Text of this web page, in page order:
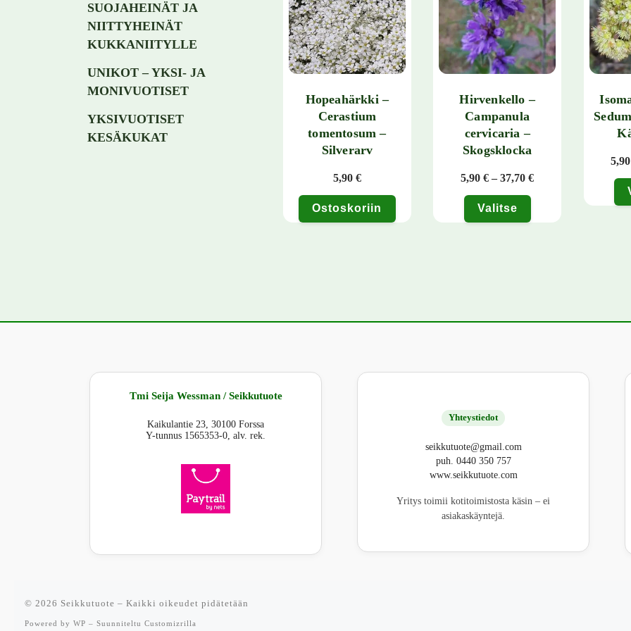
Hopeahärkki –
Cerastium
tomentosum –
Silverarv
5,90 €
Ostoskoriin
Hirvenkello –
Campanula
cervicaria –
Skogsklocka
5,90€ – 37,70€Hintaluokka: 5,90 €
Valitse Tällä
SUOJAHEINÄT JA
NIITTYHEINÄT
KUKKANIITYLLE
UNIKOT – YKSI- JA
MONIVUOTISET
YKSIVUOTISET
KESÄKUKAT
Tmi Seija Wessman / Seikkutuote
Kaikulantie 23, 30100 Forssa
Y-tunnus 1565353-0, alv. rek.
Yhteystiedot
seikkutuote@gmail.com
puh. 0440 350 757
www.seikkutuote.com
Yritys toimii kotitoimistosta käsin – ei
asiakaskäyntejä.
© 2026 Seikkutuote – Kaikki oikeudet pidätetään
Powered by WP – Suunniteltu Customizrilla